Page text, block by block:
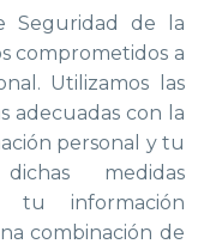
Seguridad de la
comprometidos a
Utilizamos las
adecuadas con la
personal y tu
medidas
tu información
combinación de